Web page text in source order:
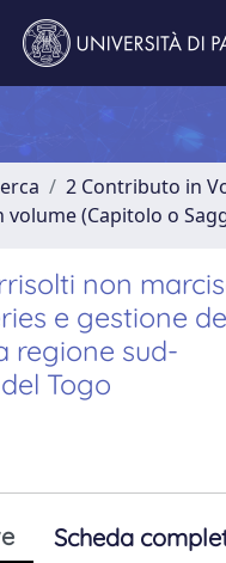
2 Contributo in
(Capitolo o
non
e gestione
regione sud-
Togo
Scheda